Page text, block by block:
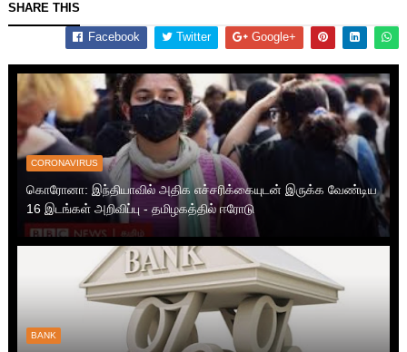
SHARE THIS
Facebook Twitter Google+
CORONAVIRUS
கொரோனா: இந்தியாவில் அதிக எச்சரிக்கையுடன் இருக்க வேண்டிய
16 இடங்கள் அறிவிப்பு - தமிழகத்தில் ஈரோடு
BANK